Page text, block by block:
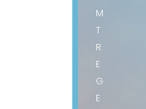
M
T
R
E
G
E